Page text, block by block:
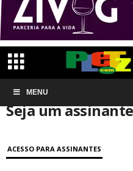
MENU
Início Conta de associação
Seja um
ACESSO PARA ASSINANTES